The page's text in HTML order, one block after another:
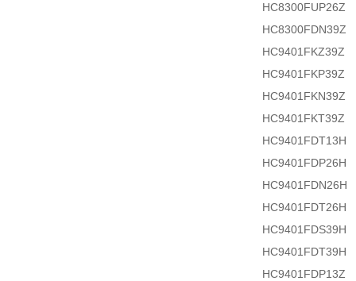
HC8300FUP26Z
HC8300FDN39Z
HC9401FKZ39Z
HC9401FKP39Z
HC9401FKN39Z
HC9401FKT39Z
HC9401FDT13H
HC9401FDP26H
HC9401FDN26H
HC9401FDT26H
HC9401FDS39H
HC9401FDT39H
HC9401FDP13Z